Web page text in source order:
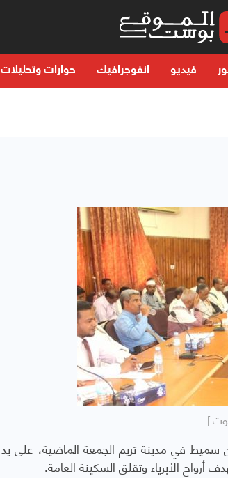
فيديو انفوجرافيك حوارات وتحليلات
]
سميط في مدينة تريم الجمعة الماضية، على يد
الأبرياء وتقلق السكينة العامة.